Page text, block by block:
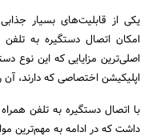
یکی از قابلیت‌های بسیار
امکان اتصال دستگیره به
اصلی‌ترین مزایایی که این نوع
اپلیکیشن اختصاصی که دارند،
با اتصال دستگیره به تلفن
داشت که در ادامه به مهم‌ترین